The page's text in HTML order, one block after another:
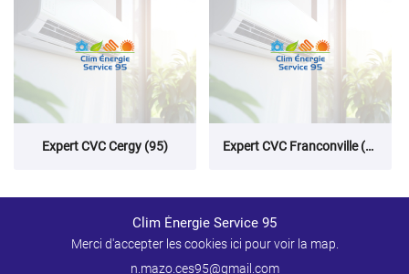
Expert CVC Cergy (95) Expert CVC Franconville (95)
Clim Énergie Service 95
Merci d'accepter les cookies ici pour voir la map.